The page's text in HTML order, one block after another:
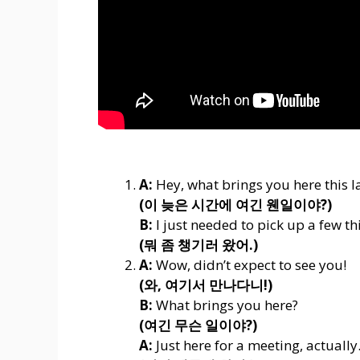
A: Hey, what brings you here this
(이 늦은 시간에 여긴 웬일이야?)
B: I just needed to pick up a few
(뭐 좀 챙기러 왔어.)
A: Wow, didn’t expect to see you!
(와, 여기서 만나다니!)
B: What brings you here?
(여긴 무슨 일이야?)
A: Just here for a meeting, actually.